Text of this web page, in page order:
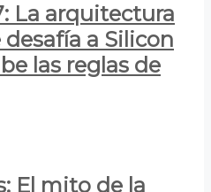
La arquitectura
a Silicon
las reglas de
El mito de la